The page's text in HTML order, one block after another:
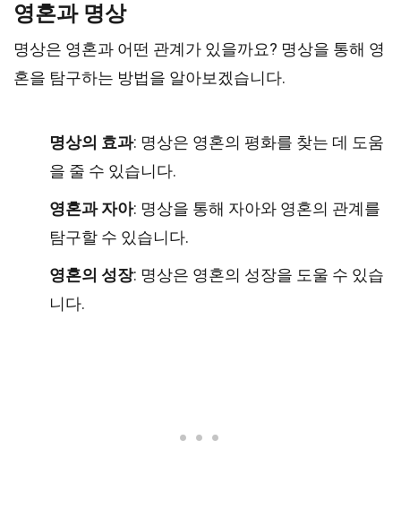
영혼과 명상
명상은 영혼과 어떤 관계가 있을까요? 명상을 통해 영
혼을 탐구하는 방법을 알아보겠습니다.
명상의 효과: 명상은 영혼의 평화를 찾는 데 도움
을 줄 수 있습니다.
영혼과 자아: 명상을 통해 자아와 영혼의 관계를
탐구할 수 있습니다.
영혼의 성장: 명상은 영혼의 성장을 도울 수 있습
니다.